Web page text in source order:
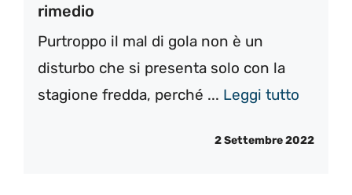
rimedio
Purtroppo il mal di gola non è un
disturbo che si presenta solo con la
stagione fredda, perché ... Leggi tutto
2 Settembre 2022